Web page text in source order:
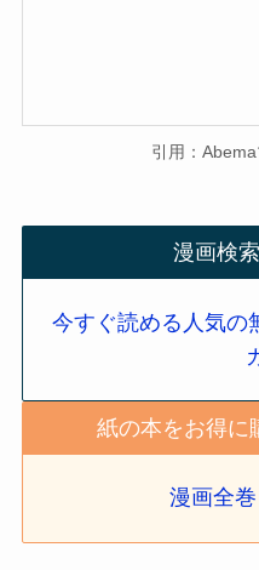
引用：
漫画検
今すぐ読める人気の
紙の本をお得に
漫画全